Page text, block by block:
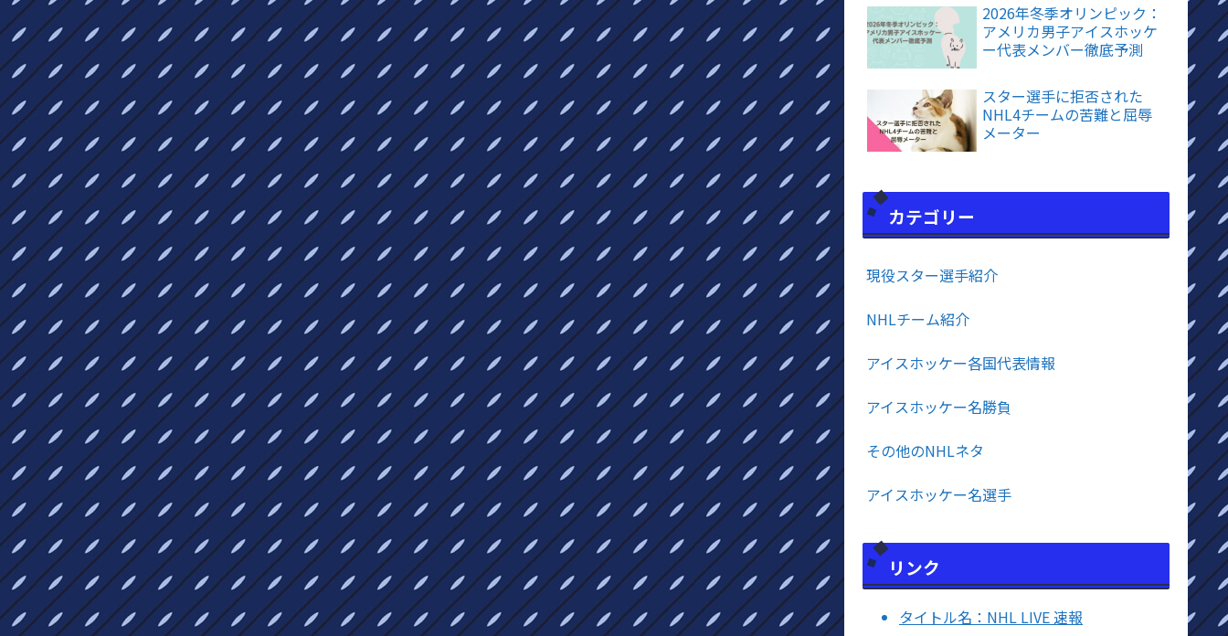
2026年冬季オリンピック：
アメリカ男子アイスホッケ
ー代表メンバー徹底予測
スター選手に拒否された
NHL4チームの苦難と屈辱
メーター
カテゴリー
現役スター選手紹介
NHLチーム紹介
アイスホッケー各国代表情報
アイスホッケー名勝負
その他のNHLネタ
アイスホッケー名選手
リンク
タイトル名：NHL LIVE 速報